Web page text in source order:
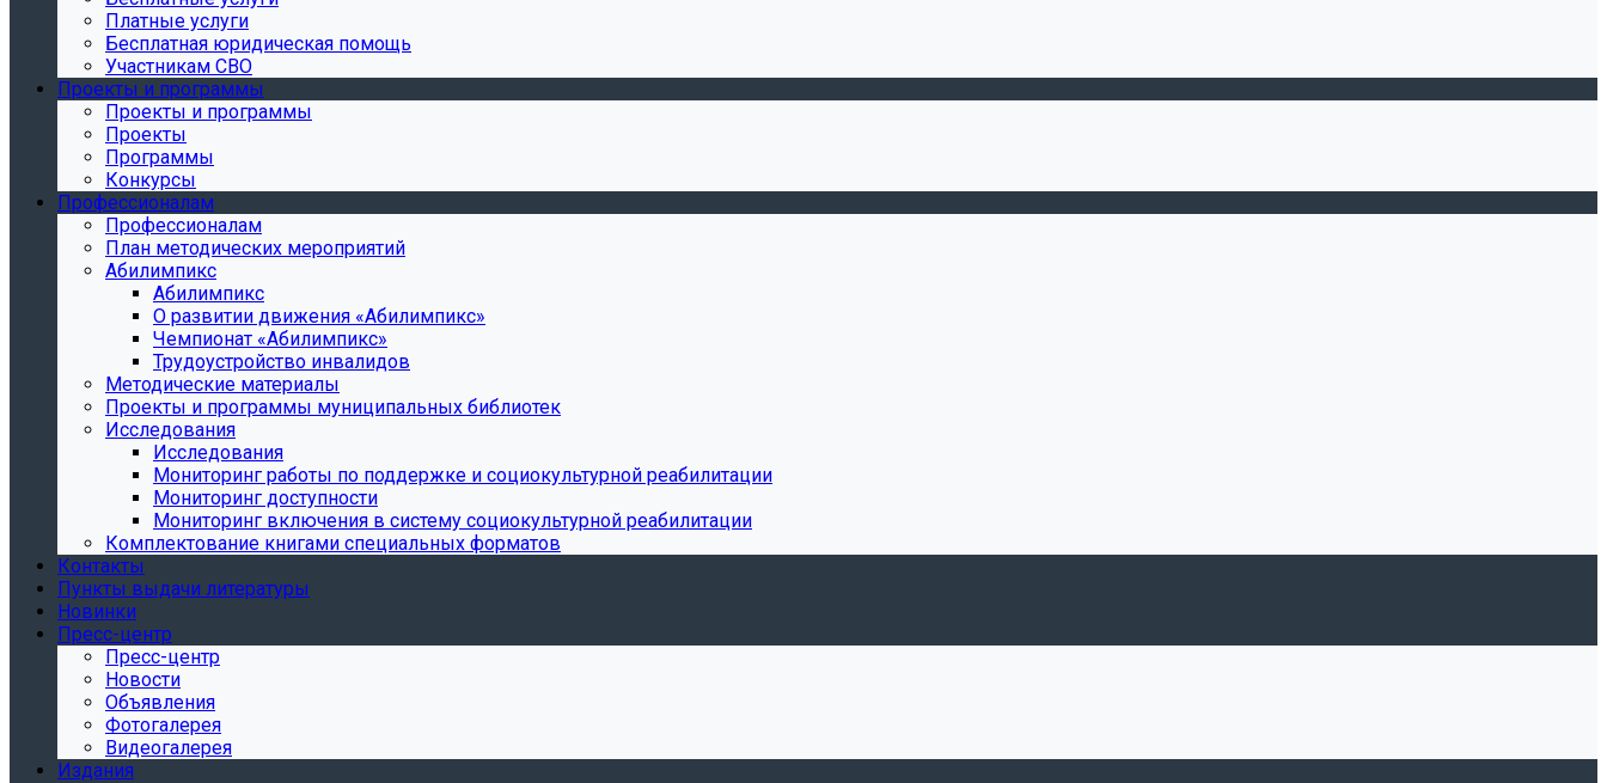
Платные услуги
Бесплатная юридическая помощь
Участникам СВО
Проекты и программы
Проекты и программы
Проекты
Программы
Конкурсы
Профессионалам
Профессионалам
План методических мероприятий
Абилимпикс
Абилимпикс
О развитии движения «Абилимпикс»
Чемпионат «Абилимпикс»
Трудоустройство инвалидов
Методические материалы
Проекты и программы муниципальных библиотек
Исследования
Исследования
Мониторинг работы по поддержке и социокультурной реабилитации
Мониторинг доступности
Мониторинг включения в систему социокультурной реабилитации
Комплектование книгами специальных форматов
Контакты
Пункты выдачи литературы
Новинки
Пресс-центр
Пресс-центр
Новости
Объявления
Фотогалерея
Видеогалерея
Издания